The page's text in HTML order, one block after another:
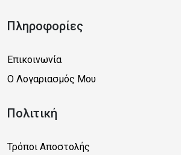
Πληροφορίες
Επικοινωνία
Ο Λογαριασμός Μου
Πολιτική
Τρόποι Αποστολής